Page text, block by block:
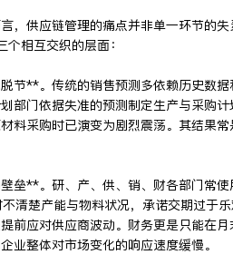
，供应链管理的痛点并非单一环节的
相互交织的层面：
节**。传统的销售预测多依赖历史数
部门依据失准的预测制定生产与采购
料采购时已演变为剧烈震荡。其结果
垒**。研、产、供、销、财各部门常
清楚产能与物料状况，承诺交期过于
前应对供应商波动。财务更是只能在
业整体对市场变化的响应速度缓慢。